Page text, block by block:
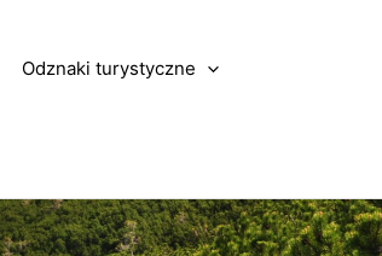
Odznaki turystyczne